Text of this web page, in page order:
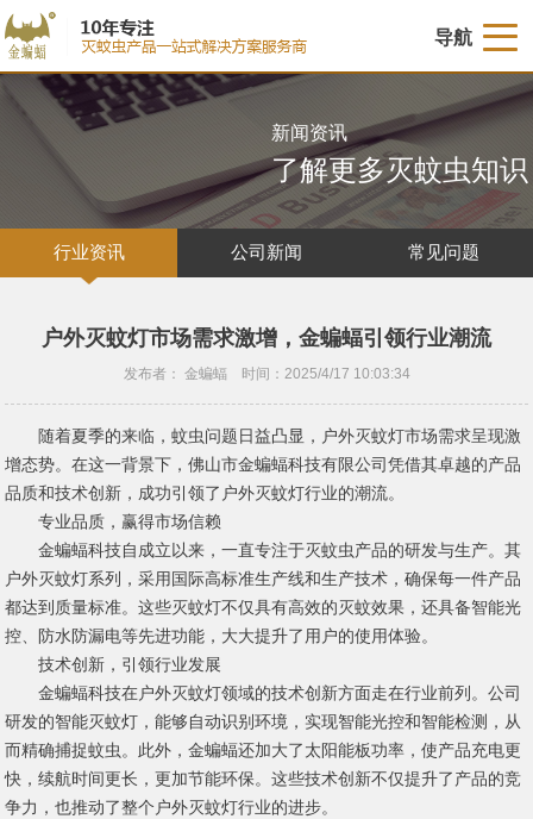
导航
新闻资讯
了解更多灭蚊虫知识
行业资讯 公司新闻 常见问题
户外灭蚊灯市场需求激增，金蝙蝠引领行业潮流‌
发布者： 金蝙蝠 时间：2025/4/17 10:03:34
随着夏季的来临，蚊虫问题日益凸显，户外灭蚊灯市场需求呈现激
增态势。在这一背景下，佛山市金蝙蝠科技有限公司凭借其卓越的产品
品质和技术创新，成功引领了户外灭蚊灯行业的潮流。
专业品质，赢得市场信赖
金蝙蝠科技自成立以来，一直专注于灭蚊虫产品的研发与生产。其
户外灭蚊灯系列，采用国际高标准生产线和生产技术，确保每一件产品
都达到质量标准。这些灭蚊灯不仅具有高效的灭蚊效果，还具备智能光
控、防水防漏电等先进功能，大大提升了用户的使用体验。
技术创新，引领行业发展
金蝙蝠科技在户外灭蚊灯领域的技术创新方面走在行业前列。公司
研发的智能灭蚊灯，能够自动识别环境，实现智能光控和智能检测，从
而精确捕捉蚊虫。此外，金蝙蝠还加大了太阳能板功率，使产品充电更
快，续航时间更长，更加节能环保。这些技术创新不仅提升了产品的竞
争力，也推动了整个户外灭蚊灯行业的进步。